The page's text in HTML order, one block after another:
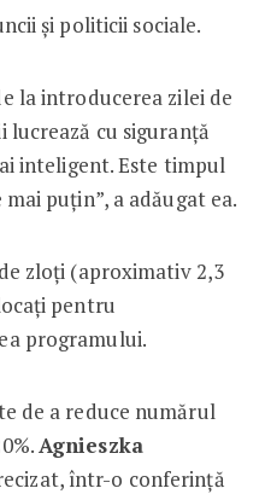
și politicii sociale.
la introducerea zilei de
cu siguranță
inteligent. Este timpul
puțin”, a adăugat ea.
zloți (aproximativ 2,3
pentru
programului.
de a reduce numărul
Agnieszka
într-o conferință